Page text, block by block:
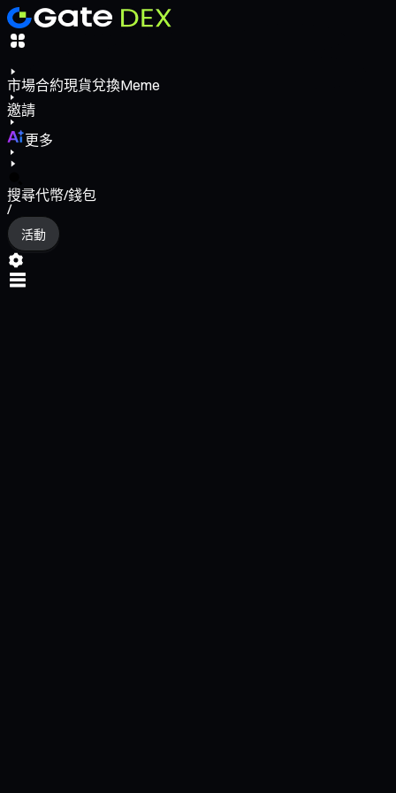
市場合約現貨兌換Meme
邀請
更多
搜尋代幣/錢包
/
活動